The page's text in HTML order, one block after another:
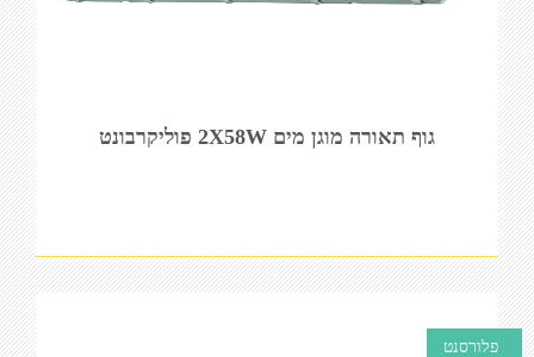
גוף תאורה מוגן מים 2X58W פוליקרבונט
פלורסנט